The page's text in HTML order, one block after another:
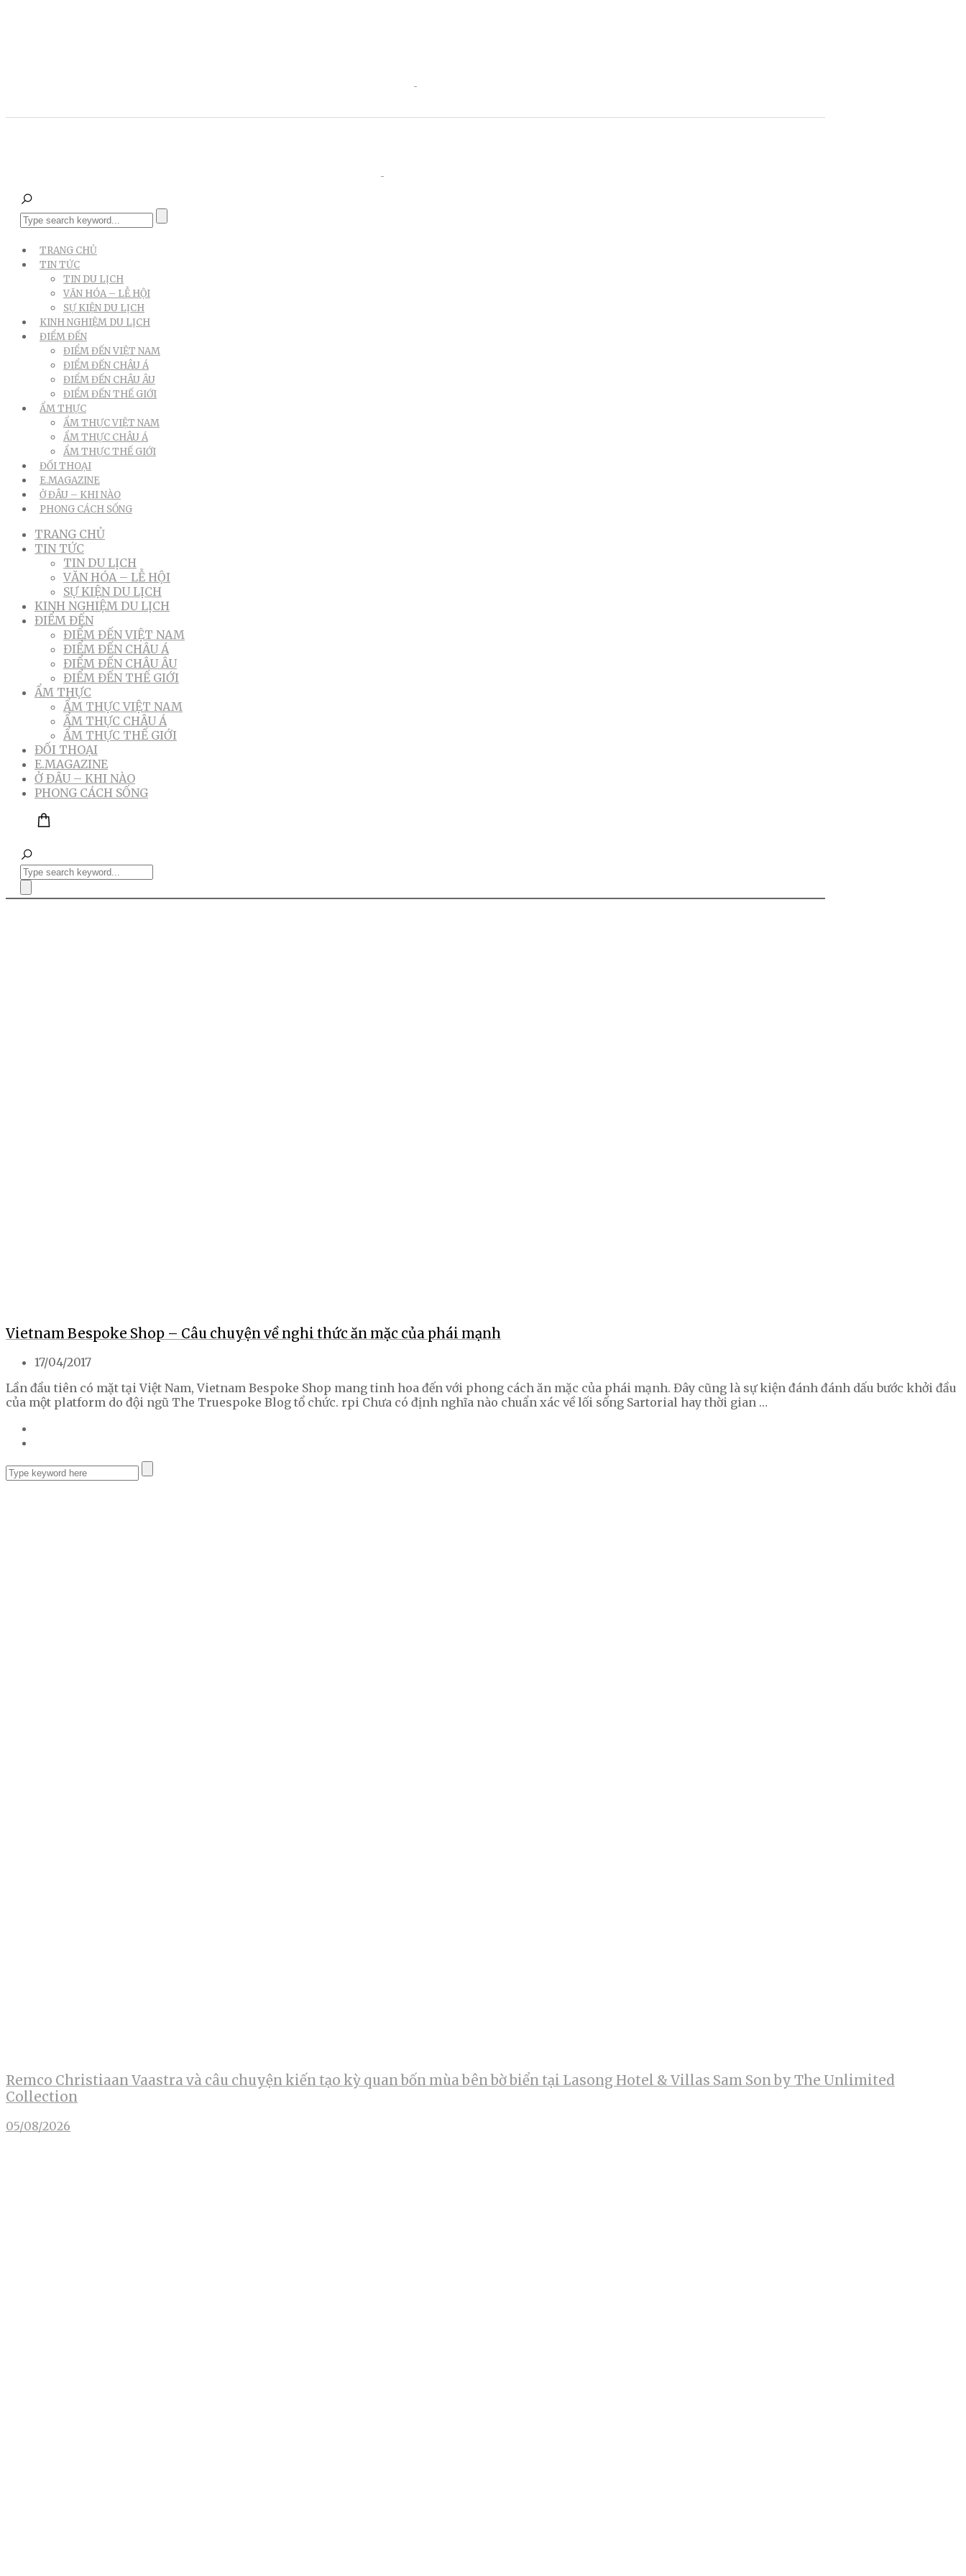
TRANG CHỦ
TIN TỨC
TIN DU LỊCH
VĂN HÓA – LỄ HỘI
SỰ KIỆN DU LỊCH
KINH NGHIỆM DU LỊCH
ĐIỂM ĐẾN
ĐIỂM ĐẾN VIỆT NAM
ĐIỂM ĐẾN CHÂU Á
ĐIỂM ĐẾN CHÂU ÂU
ĐIỂM ĐẾN THẾ GIỚI
ẨM THỰC
ẨM THỰC VIỆT NAM
ẨM THỰC CHÂU Á
ẨM THỰC THẾ GIỚI
ĐỐI THOẠI
E.MAGAZINE
Ở ĐÂU – KHI NÀO
PHONG CÁCH SỐNG
TRANG CHỦ
TIN TỨC
TIN DU LỊCH
VĂN HÓA – LỄ HỘI
SỰ KIỆN DU LỊCH
KINH NGHIỆM DU LỊCH
ĐIỂM ĐẾN
ĐIỂM ĐẾN VIỆT NAM
ĐIỂM ĐẾN CHÂU Á
ĐIỂM ĐẾN CHÂU ÂU
ĐIỂM ĐẾN THẾ GIỚI
ẨM THỰC
ẨM THỰC VIỆT NAM
ẨM THỰC CHÂU Á
ẨM THỰC THẾ GIỚI
ĐỐI THOẠI
E.MAGAZINE
Ở ĐÂU – KHI NÀO
PHONG CÁCH SỐNG
Vietnam Bespoke Shop – Câu chuyện về nghi thức ăn mặc của phái mạnh
17/04/2017
Lần đầu tiên có mặt tại Việt Nam, Vietnam Bespoke Shop mang tinh hoa đến với phong cách ăn mặc của phái mạnh. Đây cũng là sự kiện đánh đánh dấu bước khởi đầu
của một platform do đội ngũ The Truespoke Blog tổ chức. rpi Chưa có định nghĩa nào chuẩn xác về lối sống Sartorial hay thời gian …
Remco Christiaan Vaastra và câu chuyện kiến tạo kỳ quan bốn mùa bên bờ biển tại Lasong Hotel & Villas Sam Son by The Unlimited
Collection
05/08/2026